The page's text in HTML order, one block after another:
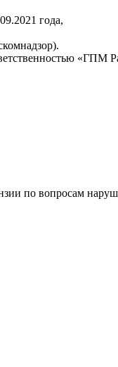
года,
«ГПМ
по вопросам